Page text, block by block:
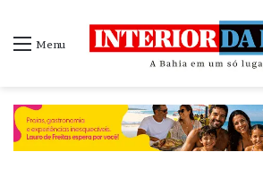
Menu